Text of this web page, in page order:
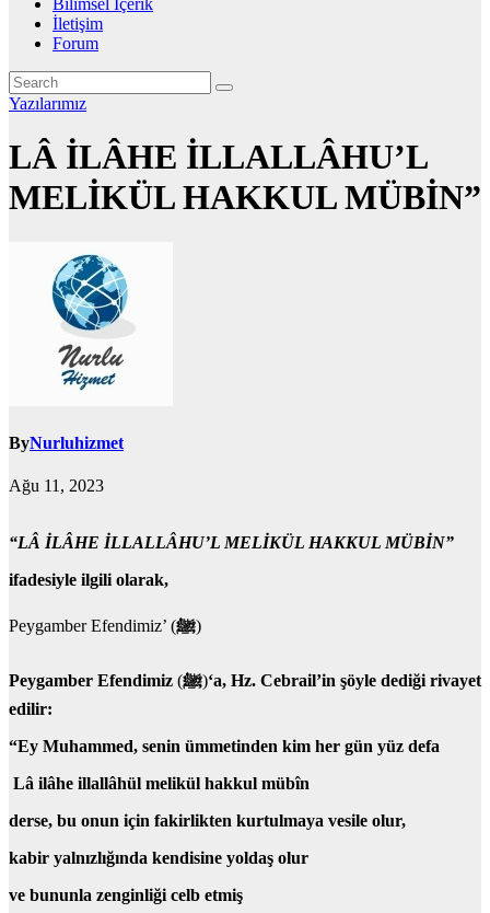
İletişim
Forum
Yazılarımız
LÂ İLÂHE İLLALLÂHU’L
MELİKÜL HAKKUL MÜBİN”
ByNurluhizmet
Ağu 11, 2023
“LÂ İLÂHE İLLALLÂHU’L MELİKÜL HAKKUL MÜBİN”
ifadesiyle ilgili olarak,
Peygamber Efendimiz’ (ﷺ)
Peygamber Efendimiz (ﷺ)‘a, Hz. Cebrail’in şöyle dediği rivayet
edilir:
“Ey Muhammed, senin ümmetinden kim her gün yüz defa
Lâ ilâhe illallâhül melikül hakkul mübîn
derse, bu onun için fakirlikten kurtulmaya vesile olur,
kabir yalnızlığında kendisine yoldaş olur
ve bununla zenginliği celb etmiş